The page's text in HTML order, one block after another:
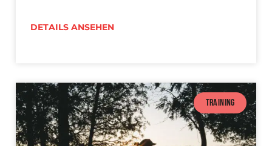
DETAILS ANSEHEN
TRAINING